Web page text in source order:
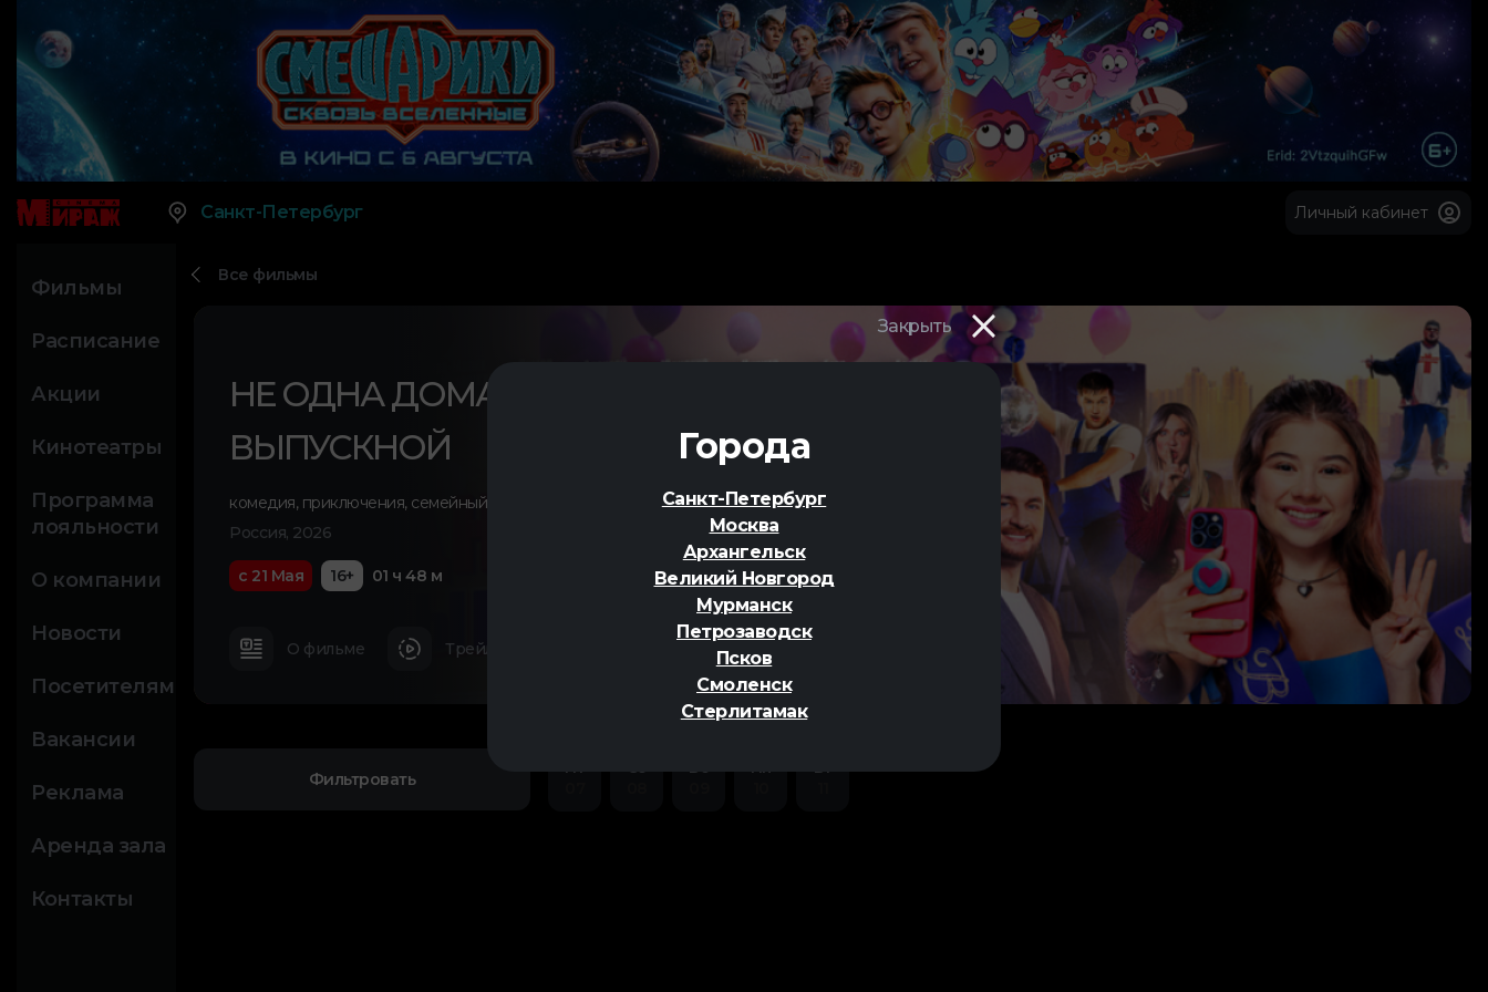
Закрыть
Города
Санкт-Петербург
Москва
Архангельск
Великий Новгород
Мурманск
Петрозаводск
Псков
Смоленск
Стерлитамак
Санкт-Петербург Личный кабинет
Фильмы
Расписание
Акции
Кинотеатры
Программа
лояльности
О компании
Новости
Посетителям
Вакансии
Реклама
Аренда зала
Контакты
Все фильмы
НЕ ОДНА ДОМА 3.
ВЫПУСКНОЙ
комедия,приключения,семейный
Россия, 2026
с 21 Мая 16+ 01 ч 48 м
О фильме Трейлер
Фильтровать
Пт
Сб
Вс
Пн
Вт